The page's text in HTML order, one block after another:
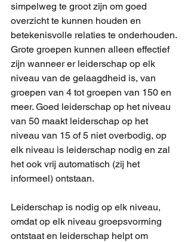
simpelweg te groot zijn om goed
overzicht te kunnen houden en
betekenisvolle relaties te onderhouden.
Grote groepen kunnen alleen effectief
zijn wanneer er leiderschap op elk
niveau van de gelaagdheid is, van
groepen van 4 tot groepen van 150 en
meer. Goed leiderschap op het niveau
van 50 maakt leiderschap op het
niveau van 15 of 5 niet overbodig, op
elk niveau is leiderschap nodig en zal
het ook vrij automatisch (zij het
informeel) ontstaan.
Leiderschap is nodig op elk niveau,
omdat op elk niveau groepsvorming
ontstaat en leiderschap helpt om